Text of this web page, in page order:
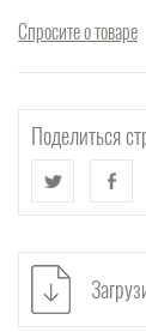
Спросите о товаре
Поделиться